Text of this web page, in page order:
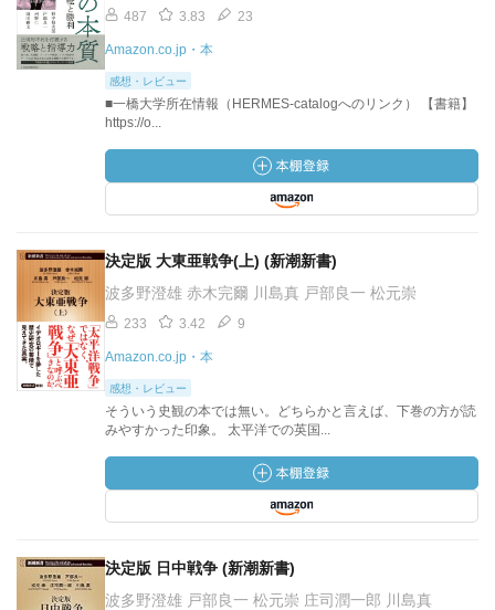
487 3.83 23
Amazon.co.jp・本
感想・レビュー
■一橋大学所在情報（HERMES-catalogへのリンク） 【書籍】
https://o...
決定版 大東亜戦争(上) (新潮新書)
波多野澄雄 赤木完爾 川島真 戸部良一 松元崇
233 3.42 9
Amazon.co.jp・本
感想・レビュー
そういう史観の本では無い。どちらかと言えば、下巻の方が読
みやすかった印象。 太平洋での英国...
決定版 日中戦争 (新潮新書)
波多野澄雄 戸部良一 松元崇 庄司潤一郎 川島真